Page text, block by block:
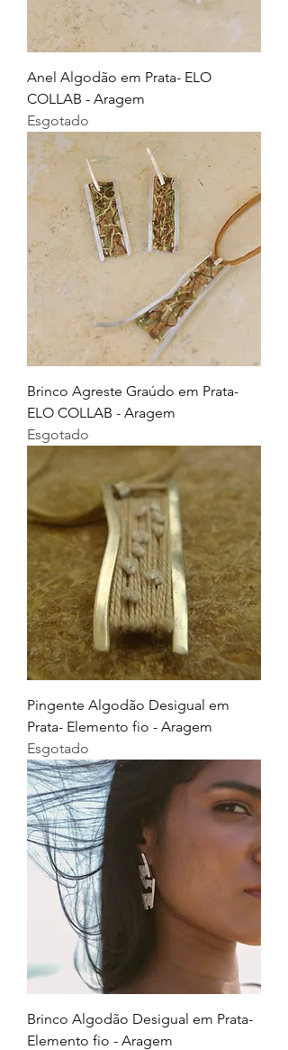
Anel Algodão em Prata- ELO
COLLAB - Aragem
Esgotado
Brinco Agreste Graúdo em Prata-
ELO COLLAB - Aragem
Esgotado
Pingente Algodão Desigual em
Prata- Elemento fio - Aragem
Esgotado
Brinco Algodão Desigual em Prata-
Elemento fio - Aragem